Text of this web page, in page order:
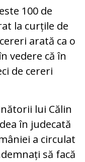
100 de
la curțile de
arată ca o
vedere că în
de cereri
lui Călin
în judecată
a circulat
să facă